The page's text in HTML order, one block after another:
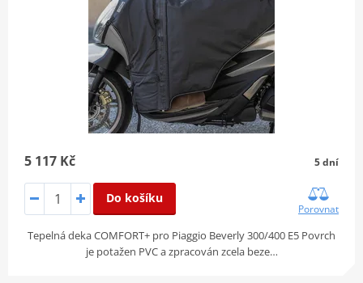
5 117 Kč 5 dní
Do košíku
Porovnat
Tepelná deka COMFORT+ pro Piaggio Beverly 300/400 E5 Povrch
je potažen PVC a zpracován zcela beze…